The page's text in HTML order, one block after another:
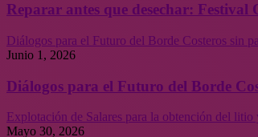
Reparar antes que desechar:
Diálogos para el Futuro del Borde Costeros sin
Junio 1, 2026
Diálogos para el Futuro del Borde
Explotación de Salares para la obtención del
Mayo 30, 2026